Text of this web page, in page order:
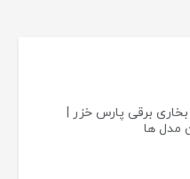
بخاری برقی پارس خزر |
مدل ها